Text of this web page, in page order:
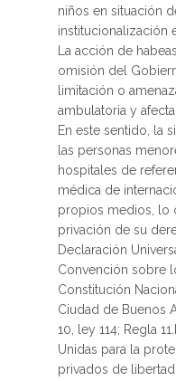
niños en situación
institucionalización
La acción de
omisión del
limitación o
ambulatoria y
En este sentido, la
las personas
hospitales de
médica de
propios medios, lo
privación de su
Declaración
Convención sobre
Constitución
Ciudad de Buenos
10, ley 114; Regla
Unidas para la
privados de